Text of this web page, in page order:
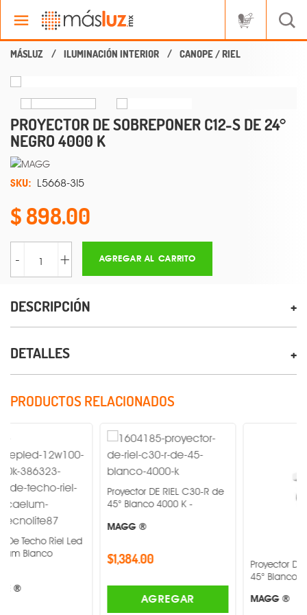
ILUMINACIÓN INTERIOR CANOPE / RIEL
PROYECTOR DE SOBREPONER C12-S DE 24°
NEGRO 4000 K
SKU: L5668-3I5
898.00
- + AGREGAR AL CARRITO
DESCRIPCIÓN
DETALLES
PRODUCTOS RELACIONADOS
Riel Led
Proyector DE RIEL C30-R de
45° Blanco 4000 K -
$1,384.00
AGREGAR
Proyector DE RIEL
45° Blanco 3000 K -